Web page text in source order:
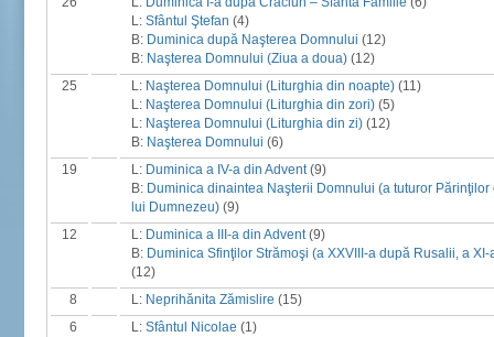
L: Sfântul Ştefan (4)
B: Duminica după Naşterea Domnului (12)
B: Naşterea Domnului (Ziua a doua) (12)
25
L: Naşterea Domnului (Liturghia din noapte) (11)
L: Naşterea Domnului (Liturghia din zori) (5)
L: Naşterea Domnului (Liturghia din zi) (12)
B: Naşterea Domnului (6)
19
L: Duminica a IV-a din Advent(9)
B: Duminica dinaintea Naşterii Domnului (a tuturor
lui Dumnezeu) (9)
12
L: Duminica a III-a din Advent(9)
B: Duminica Sfinţilor Strămoşi (a XXVIII-a după Rusalii, a
(12)
8
L: Neprihănita Zămislire (15)
6
L: Sfântul Nicolae (1)